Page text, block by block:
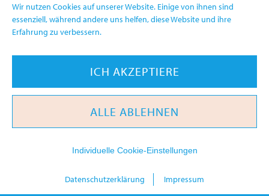
Wir nutzen Cookies auf unserer Website. Einige von ihnen sind
essenziell, während andere uns helfen, diese Website und ihre
Erfahrung zu verbessern.
ICH AKZEPTIERE
ALLE ABLEHNEN
Individuelle Cookie-Einstellungen
Datenschutzerklärung Impressum